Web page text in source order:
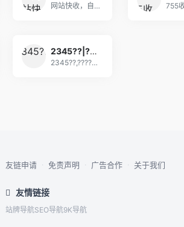
网站快收，自助，秒收录
2345??|??վ??¼|2345????|2345??????
2345??,?????????????????
友链申请 · 免责声明 · 广告合作 · 关于我们
友情链接
站牌导航SEO导航9K导航